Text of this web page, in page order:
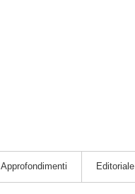
Approfondimenti Editoriale